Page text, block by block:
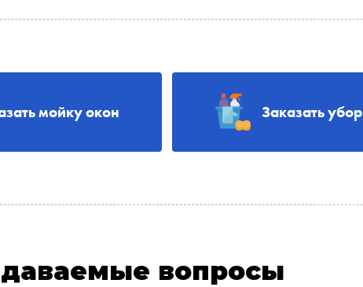
мойку окон Заказать
вопросы